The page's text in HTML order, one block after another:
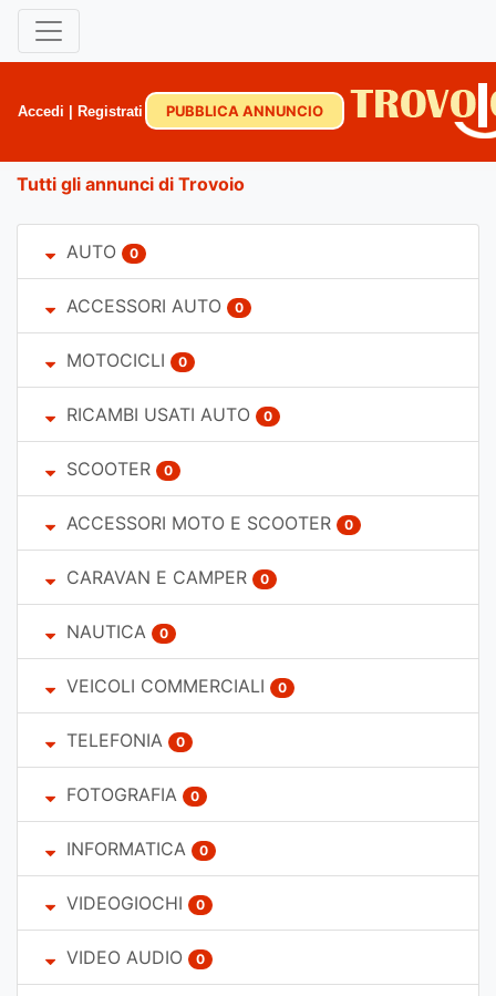
Accedi Registrati PUBBLICA ANNUNCIO
Tutti gli annunci di Trovoio
AUTO 0
ACCESSORI AUTO 0
MOTOCICLI 0
RICAMBI USATI AUTO 0
SCOOTER 0
ACCESSORI MOTO E SCOOTER 0
CARAVAN E CAMPER 0
NAUTICA 0
VEICOLI COMMERCIALI 0
TELEFONIA 0
FOTOGRAFIA 0
INFORMATICA 0
VIDEOGIOCHI 0
VIDEO AUDIO 0